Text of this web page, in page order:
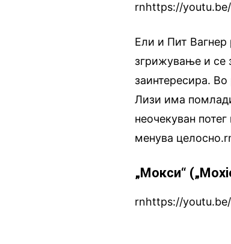
rnhttps://
Ели и Пит Вагнер
згрижување и се
заинтересира. Во
Лизи има
неочекуван
менува
„Мокси“
rnhttps://